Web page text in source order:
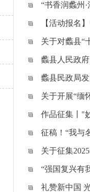
“书香润蠡州
【活动报名
关于对蠡县“
蠡县人民政
蠡县民政局
关于开展“缅
作品征集丨"
征稿！“我与
关于征集
“强国复兴有
礼赞新中国